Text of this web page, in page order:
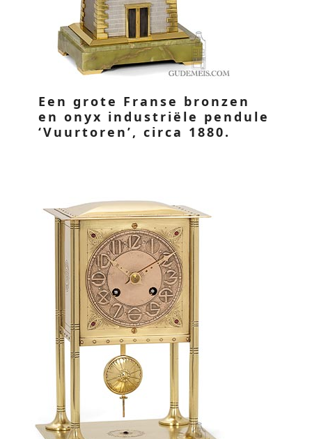
Een grote Franse bronzen
en onyx industriële pendule
‘Vuurtoren’, circa 1880.